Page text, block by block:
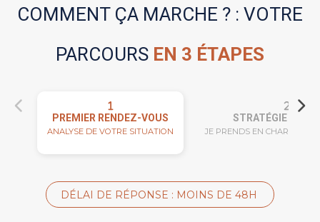
COMMENT ÇA MARCHE ? : VOTRE
PARCOURS EN 3 ÉTAPES
PREMIER RENDEZ-VOUS
ANALYSE DE VOTRE SITUATION
STRATÉGIE ET
JE PRENDS EN CHARGE
DÉLAI DE RÉPONSE : MOINS DE 48H